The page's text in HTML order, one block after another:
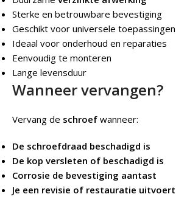
Sterke en betrouwbare bevestiging
Geschikt voor universele toepassingen
Ideaal voor onderhoud en reparaties
Eenvoudig te monteren
Lange levensduur
Wanneer vervangen?
Vervang de schroef wanneer:
De schroefdraad beschadigd is
De kop versleten of beschadigd is
Corrosie de bevestiging aantast
Je een revisie of restauratie uitvoert